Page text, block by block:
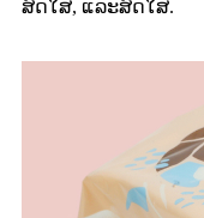
ສົດໃສ, ແລະສົດໃສ.